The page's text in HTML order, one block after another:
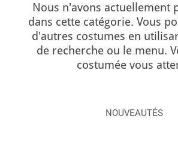
Nous n'avons actuellement
dans cette catégorie. Vous
d'autres costumes en
de recherche ou le menu.
costumée vous
NOUVEAUTÉS